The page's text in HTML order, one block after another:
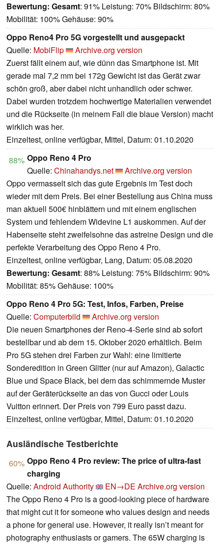
Bewertung: Gesamt: 91% Leistung: 70% Bildschirm: 80%
Mobilität: 100% Gehäuse: 90%
Oppo Reno4 Pro 5G vorgestellt und ausgepackt
Quelle: MobiFlip
Archive.org version
Zuerst fällt einem auf, wie dünn das Smartphone ist. Mit
gerade mal 7,2 mm bei 172g Gewicht ist das Gerät zwar
schön groß, aber dabei nicht unhandlich oder schwer.
Dabei wurden trotzdem hochwertige Materialien verwendet
und die Rückseite (in meinem Fall die blaue Version) macht
wirklich was her.
Einzeltest, online verfügbar, Mittel, Datum: 01.10.2020
88% Oppo Reno 4 Pro
Quelle: Chinahandys.net
Archive.org version
Oppo vermasselt sich das gute Ergebnis im Test doch
wieder mit dem Preis. Bei einer Bestellung aus China muss
man aktuell 500€ hinblättern und mit einem englischen
System und fehlendem Widevine L1 auskommen. Auf der
Habenseite steht zweifelsohne das astreine Design und die
perfekte Verarbeitung des Oppo Reno 4 Pro.
Einzeltest, online verfügbar, Lang, Datum: 05.08.2020
Bewertung: Gesamt: 88% Leistung: 75% Bildschirm: 90%
Mobilität: 85% Gehäuse: 100%
Oppo Reno 4 Pro 5G: Test, Infos, Farben, Preise
Quelle: Computerbild
Archive.org version
Die neuen Smartphones der Reno-4-Serie sind ab sofort
bestellbar und ab dem 15. Oktober 2020 erhältlich. Beim
Pro 5G stehen drei Farben zur Wahl: eine limitierte
Sonderedition in Green Glitter (nur auf Amazon), Galactic
Blue und Space Black, bei dem das schimmernde Muster
auf der Geräterückseite an das von Gucci oder Louis
Vuitton erinnert. Der Preis von 799 Euro passt dazu.
Einzeltest, online verfügbar, Mittel, Datum: 01.10.2020
Ausländische Testberichte
60% Oppo Reno 4 Pro review: The price of ultra-fast
charging
Quelle: Android Authority EN→DE Archive.org version
The Oppo Reno 4 Pro is a good-looking piece of hardware
that might cut it for someone who values design and needs
a phone for general use. However, it really isn’t meant for
photography enthusiasts or gamers. The 65W charging is